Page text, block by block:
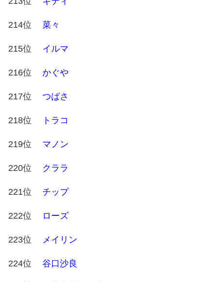
214位 菜々
215位 イルマ
216位 かぐや
217位 つばさ
218位 トラコ
219位 マノン
220位 クララ
221位 チップ
222位 ローズ
223位 メイリン
224位 谷口沙良